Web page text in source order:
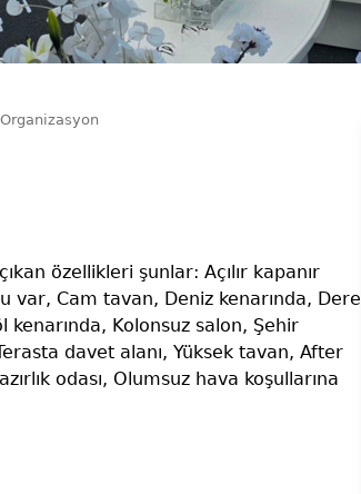
özellikleri şunlar: Açılır kapanır
var, Cam tavan, Deniz kenarında, Dere
kenarında, Kolonsuz salon, Şehir
davet alanı, Yüksek tavan, After
odası, Olumsuz hava koşullarına